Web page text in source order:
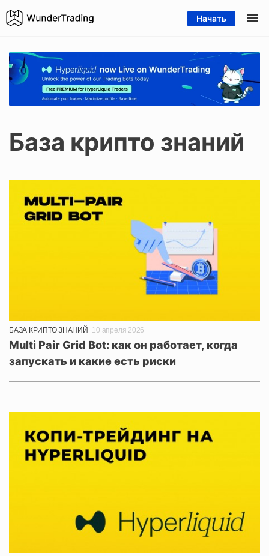
Начать
База крипто знаний
БАЗА КРИПТО ЗНАНИЙ 10 апреля 2026
Multi Pair Grid Bot: как он работает, когда
запускать и какие есть риски